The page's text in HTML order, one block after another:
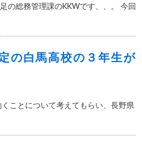
の総務管理課のKKWです、、。 今回
の白馬高校の３年生が
ことについて考えてもらい、長野県